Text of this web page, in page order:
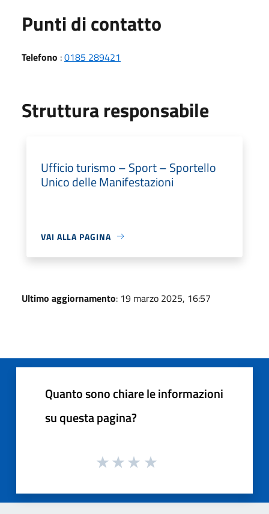
Punti di contatto
Telefono :0185 289421
Struttura responsabile
Ufficio turismo – Sport – Sportello
Unico delle Manifestazioni
VAI ALLA PAGINA
Ultimo aggiornamento: 19 marzo 2025, 16:57
Quanto sono chiare le informazioni
su questa pagina?